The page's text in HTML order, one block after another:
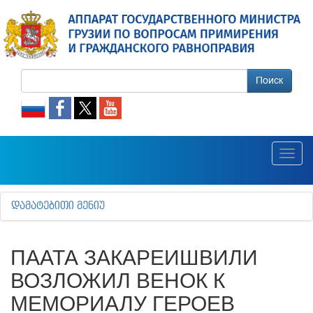
Поиск
ᲓᲐᲛᲐᲢᲔᲑᲘᲗᲘ ᲛᲔᲜᲘᲣ
ПААТА ЗАКАРЕИШВИЛИ
ВОЗЛОЖИЛ ВЕНОК К
МЕМОРИАЛУ ГЕРОЕВ